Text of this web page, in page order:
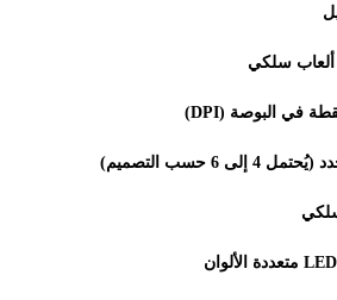
سلكي
في البوصة (DPI)
4 إلى 6 حسب التصميم)
متعددة الألوان